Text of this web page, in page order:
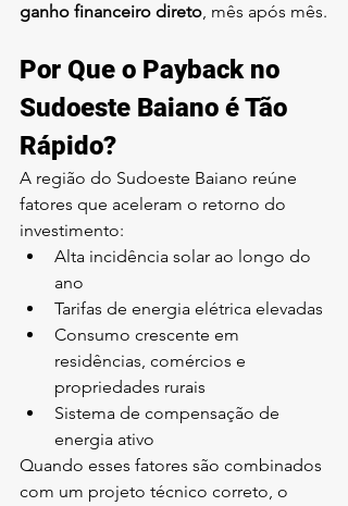
ganho financeiro direto, mês após mês.
Por Que o Payback no
Sudoeste Baiano é Tão
Rápido?
A região do Sudoeste Baiano reúne
fatores que aceleram o retorno do
investimento:
Alta incidência solar ao longo do
ano
Tarifas de energia elétrica elevadas
Consumo crescente em
residências, comércios e
propriedades rurais
Sistema de compensação de
energia ativo
Quando esses fatores são combinados
com um projeto técnico correto, o